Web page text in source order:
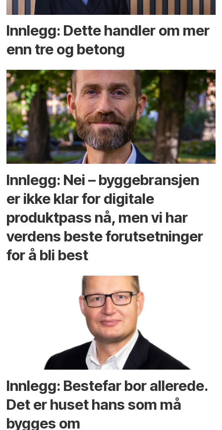
Innlegg: Dette handler om mer
enn tre og betong
Innlegg: Nei – byggebransjen
er ikke klar for digitale
produktpass nå, men vi har
verdens beste forutsetninger
for å bli best
Innlegg: Bestefar bor allerede.
Det er huset hans som må
bygges om